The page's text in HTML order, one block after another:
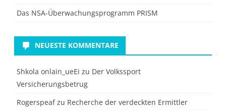
Das NSA-Überwachungsprogramm PRISM
NEUESTE KOMMENTARE
Shkola onlain_ueEi zu Der Volkssport
Versicherungsbetrug
Rogerspeafzu Recherche der verdeckten Ermittler